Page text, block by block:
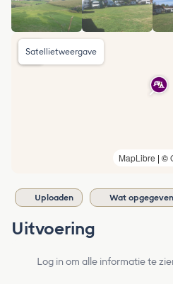
MapLibre | ©
Satellietweergave
Uploaden Wat
Uitvoering
Log in om alle informatie te